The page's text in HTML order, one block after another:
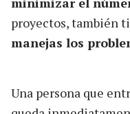
proyectos, también
manejas los
Una persona que